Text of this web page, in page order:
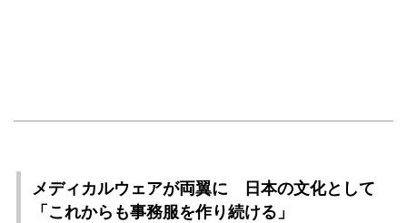
メディカルウェアが両翼に 日本の文化として
「これからも事務服を作り続ける」